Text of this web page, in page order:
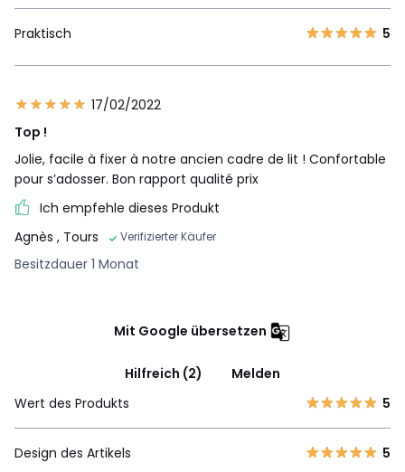
Praktisch 5
17/02/2022
Top !
Jolie, facile à fixer à notre ancien cadre de lit ! Confortable
pour s’adosser. Bon rapport qualité prix
Ich empfehle dieses Produkt
Agnès , Tours Verifizierter Käufer
Besitzdauer 1 Monat
Mit Google übersetzen
Hilfreich (2)
Melden
Wert des Produkts
5
Design des Artikels 5